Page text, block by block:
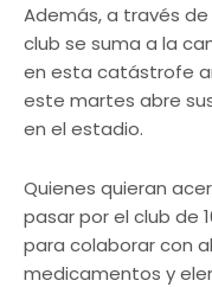
Además, a través de
club se suma a la
en esta catástrofe
este martes abre
en el estadio.
Quienes quieran
pasar por el club de
para colaborar con
medicamentos y